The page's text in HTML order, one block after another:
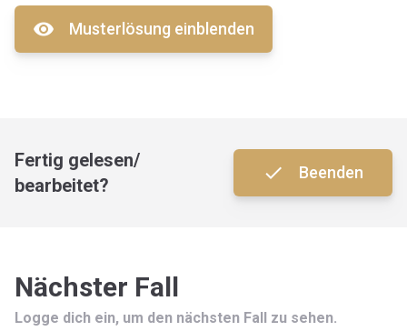
visibility Musterlösung einblenden
Fertig gelesen/
bearbeitet?
done Beenden
Nächster Fall
Logge dich ein, um den nächsten Fall zu sehen.